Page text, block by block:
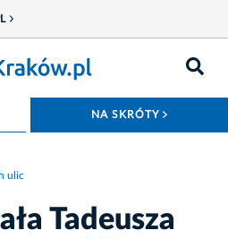
NA SKRÓTY
ulic
Tadeusza